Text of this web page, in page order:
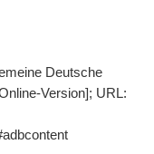
Deutsche
Version]; URL: